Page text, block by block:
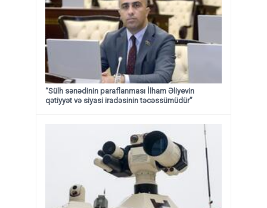
“Sülh sənədinin paraflanması İlham Əliyevin
qətiyyət və siyasi iradəsinin təcəssümüdür”